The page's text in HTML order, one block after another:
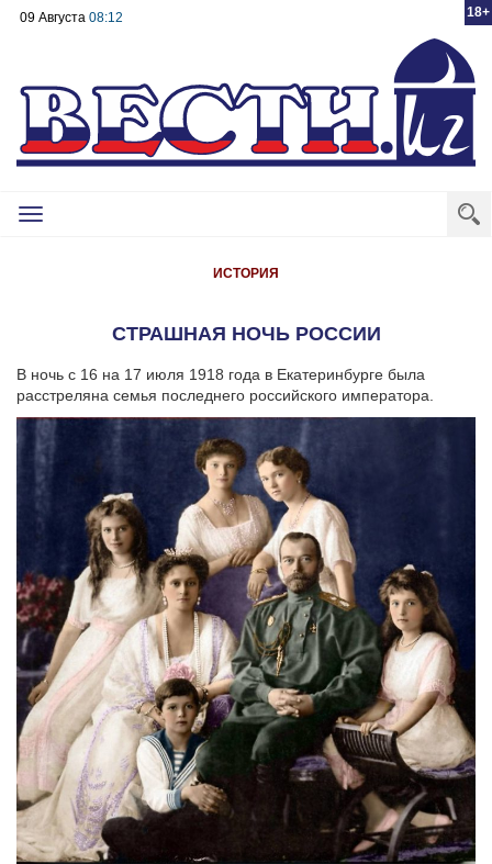
18+
09 Августа 08:12
Toggle
ИСТОРИЯ
СТРАШНАЯ НОЧЬ РОССИИ
В ночь с 16 на 17 июля 1918 года в Екатеринбурге была
расстреляна семья последнего российского императора.